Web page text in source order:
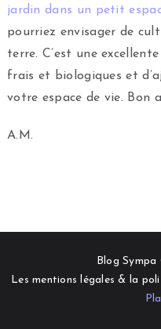
jardin dans un petit
pourriez envisager de
terre. C’est une
frais et biologiques et
votre espace de vie.
A.M.
Blog
Les mentions légales & la